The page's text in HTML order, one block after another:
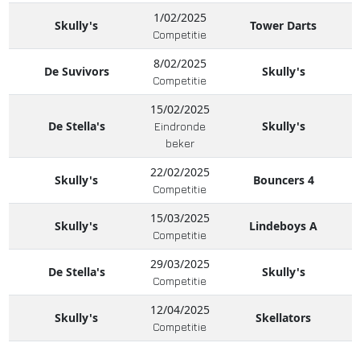
Skully's
1/02/2025
Competitie
Tower Darts
De Suvivors
8/02/2025
Competitie
Skully's
De Stella's
15/02/2025
Eindronde
beker
Skully's
Skully's
22/02/2025
Competitie
Bouncers 4
Skully's
15/03/2025
Competitie
Lindeboys A
De Stella's
29/03/2025
Competitie
Skully's
Skully's
12/04/2025
Competitie
Skellators